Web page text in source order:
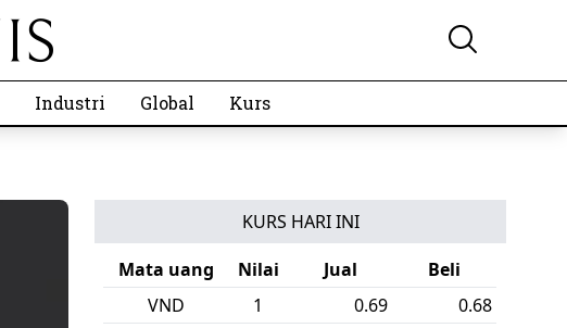
Industri Global Kurs
KURS HARI INI
Mata uang
Nilai Jual
Beli
VND
1 0.69
0.68